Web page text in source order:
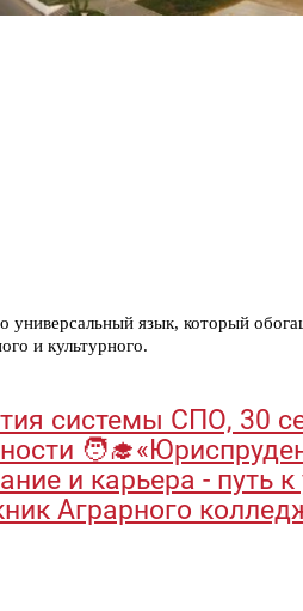
универсальный язык, который
и культурного.
системы СПО, 30
и карьера - путь к
Аграрного